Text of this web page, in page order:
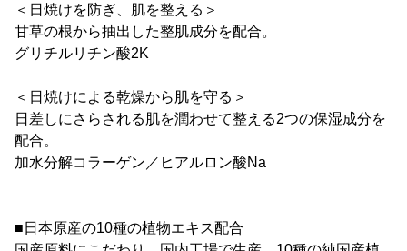
＜日焼けを防ぎ、肌を整える＞
甘草の根から抽出した整肌成分を配合。
グリチルリチン酸2K
＜日焼けによる乾燥から肌を守る＞
日差しにさらされる肌を潤わせて整える2つの保湿成分を
配合。
加水分解コラーゲン／ヒアルロン酸Na
■日本原産の10種の植物エキス配合